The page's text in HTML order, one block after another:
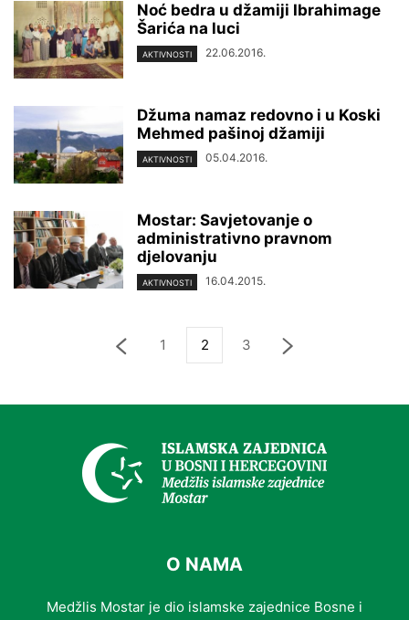
Noć bedra u džamiji Ibrahimage
Šarića na luci
AKTIVNOSTI 22.06.2016.
Džuma namaz redovno i u Koski
Mehmed pašinoj džamiji
AKTIVNOSTI 05.04.2016.
Mostar: Savjetovanje o
administrativno pravnom
djelovanju
AKTIVNOSTI 16.04.2015.
1 2 3
O NAMA
Medžlis Mostar je dio islamske zajednice Bosne i